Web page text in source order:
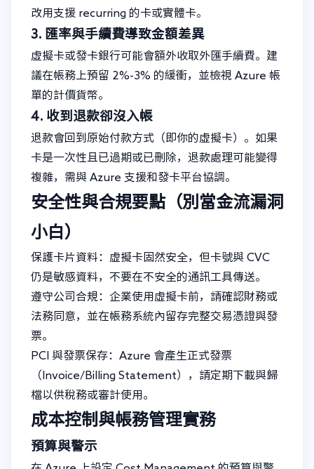
改用支援 recurring 的卡或實體卡。
3. 匯率與手續費導致金額差異
虛擬卡或發卡銀行可能會額外收取外匯手續費。建
議在帳務上預留 2%-3% 的緩衝，並檢視 Azure 帳
單的計價貨幣。
4. 收到退款卻沒入帳
退款會回到原始付款方式（即你的虛擬卡）。如果
卡是一次性且已過期或已刪除，退款處理可能變得
複雜，需與 Azure 支援和發卡平台協調。
安全性與合規要點（別當金流漏洞
小白）
保護卡片資料：虛擬卡固然安全，但卡號與 CVC
仍是敏感資料，不要在不安全的通訊工具傳送。
遵守公司合規：企業使用虛擬卡前，請確認財務或
法務同意，並在帳務系統內留存完整交易憑證與發
票。
PCI 與發票保存：Azure 會產生正式發票
（Invoice/Billing Statement），請定期下載與歸
檔以供稅務或審計使用。
成本控制與帳務管理實務
預算與警示